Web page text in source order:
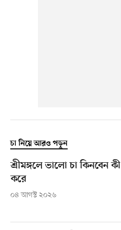
চা নিয়ে আরও পড়ুন
শ্রীমঙ্গলে ভালো চা কিনবেন কী
করে
০৪ আগস্ট ২০২৬